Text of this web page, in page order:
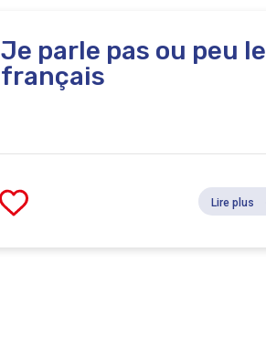
Je parle pas ou peu le
français
Lire plus